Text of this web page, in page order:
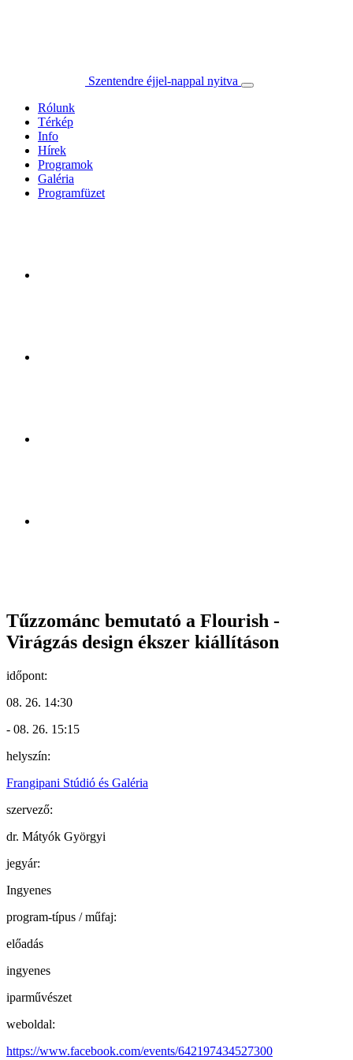
Szentendre éjjel-nappal nyitva
Rólunk
Térkép
Info
Hírek
Programok
Galéria
Programfüzet
Tűzzománc bemutató a Flourish -
Virágzás design ékszer kiállításon
időpont:
08. 26. 14:30
- 08. 26. 15:15
helyszín:
Frangipani Stúdió és Galéria
szervező:
dr. Mátyók Györgyi
jegyár:
Ingyenes
program-típus / műfaj:
előadás
ingyenes
iparművészet
weboldal:
https://www.facebook.com/events/642197434527300